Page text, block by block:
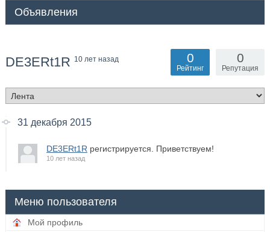
Объявления
DE3ERt1R 10 лет назад 0
Репутация
0
Рейтинг
31 декабря 2015
DE3ERt1R регистрируется. Приветствуем!
10 лет назад
Меню пользователя
Мой профиль